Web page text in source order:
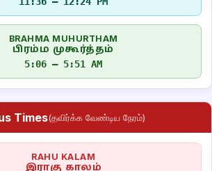
BRAHMA MUHURTHAM
பிரம்ம முகூர்த்தம்
5:06 – 5:51 AM
Times(தவிர்க்க வேண்டிய நேரம்)
RAHU KALAM
இராகு காலம்